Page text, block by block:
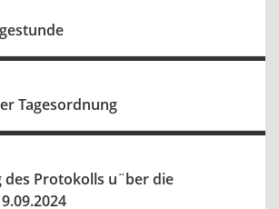
Tagesordnung
des Protokolls u¨ber die